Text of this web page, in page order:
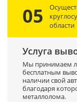
05
области
Услуга
Мы принимаем
бесплатным
наличии свой
благодаря
металлолома.